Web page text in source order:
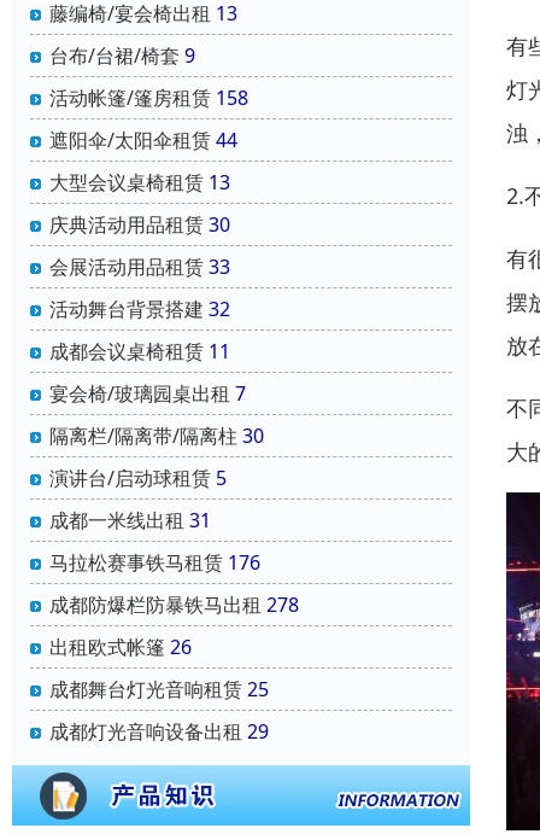
藤编椅/宴会椅出租 13
台布/台裙/椅套 9
活动帐篷/篷房租赁 158
遮阳伞/太阳伞租赁44
大型会议桌椅租赁 13
庆典活动用品租赁30
会展活动用品租赁33
活动舞台背景搭建 32
成都会议桌椅租赁 11
宴会椅/玻璃园桌出租 7
隔离栏/隔离带/隔离柱 30
演讲台/启动球租赁 5
成都一米线出租 31
马拉松赛事铁马租赁 176
成都防爆栏防暴铁马出租 278
出租欧式帐篷 26
成都舞台灯光音响租赁25
成都灯光音响设备出租 29
有
灯
浊
2.
有
摆
放
不
大